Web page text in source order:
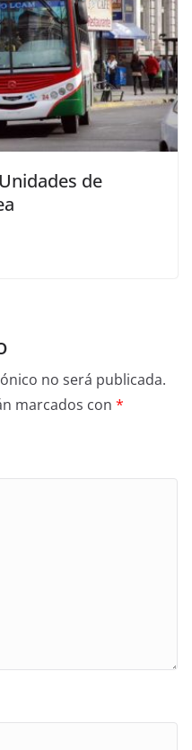
de
no será publicada.
marcados con *